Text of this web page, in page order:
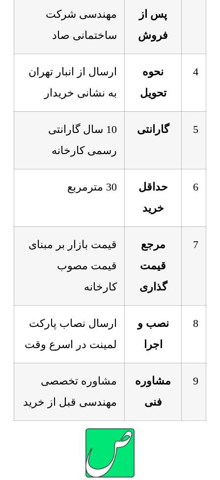
پس از
فروش
مهندسی شرکت
ساختمانی صاد
4
نحوه
تحویل
ارسال از انبار تهران
به نشانی خریدار
5 گارانتی
10 سال گارانتی
رسمی کارخانه
6
حداقل
خرید
30 مترمربع
7
مرجع
قیمت
گذاری
قیمت بازار بر مبنای
قیمت مصوب
کارخانه
8
نصب و
اجرا
ارسال نصاب پارکت
لمینت در اسرع وقت
9
مشاوره
فنی
مشاوره تخصصی
مهندسی قبل از خرید